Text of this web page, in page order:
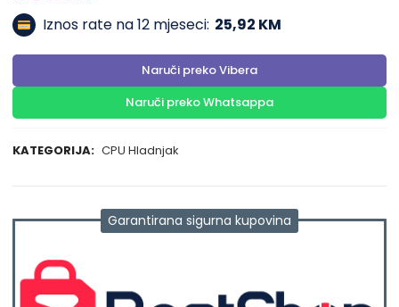
Iznos rate na 12 mjeseci: 25,92 KM
Naruči preko Vibera
Naruči preko Whatsappa
KATEGORIJA: CPU Hladnjak
Garantirana sigurna kupovina